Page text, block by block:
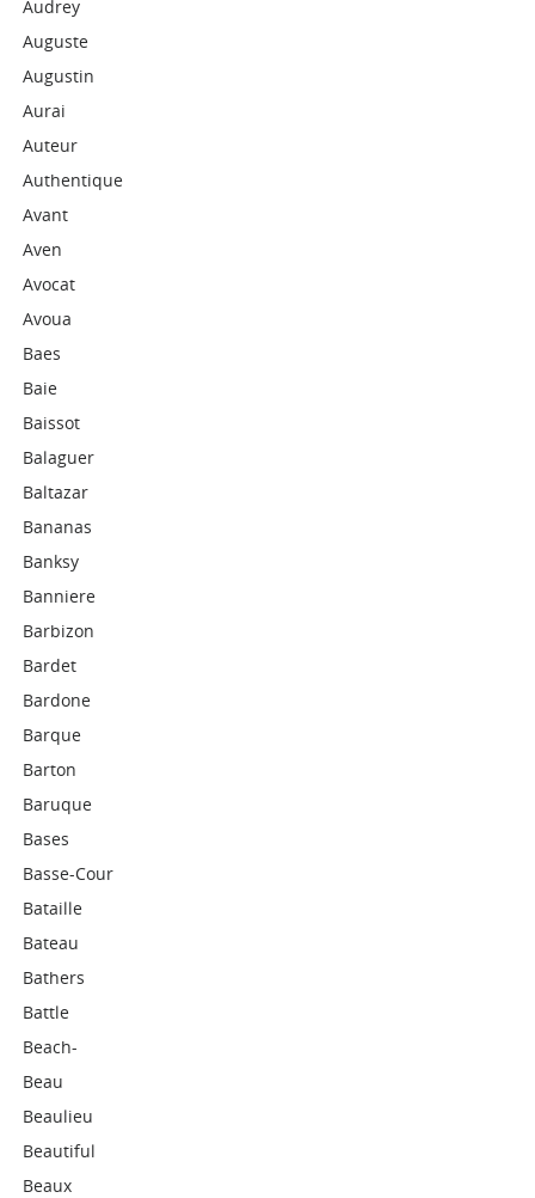
Audrey
Auguste
Augustin
Aurai
Auteur
Authentique
Avant
Aven
Avocat
Avoua
Baes
Baie
Baissot
Balaguer
Baltazar
Bananas
Banksy
Banniere
Barbizon
Bardet
Bardone
Barque
Barton
Baruque
Bases
Basse-Cour
Bataille
Bateau
Bathers
Battle
Beach-
Beau
Beaulieu
Beautiful
Beaux